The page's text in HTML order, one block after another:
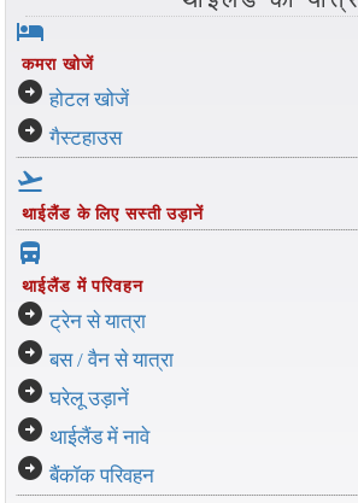
hotel
कमरा खोजें
arrow_circle_right होटल खोजें
arrow_circle_right गैस्टहाउस
flight_takeoff
थाईलैंड के लिए सस्ती उड़ानें
directions_bus_filled
थाईलैंड में परिवहन
arrow_circle_right ट्रेन से यात्रा
arrow_circle_right बस / वैन से यात्रा
arrow_circle_right घरेलू उड़ानें
arrow_circle_right थाईलैंड में नावे
arrow_circle_right बैंकॉक परिवहन